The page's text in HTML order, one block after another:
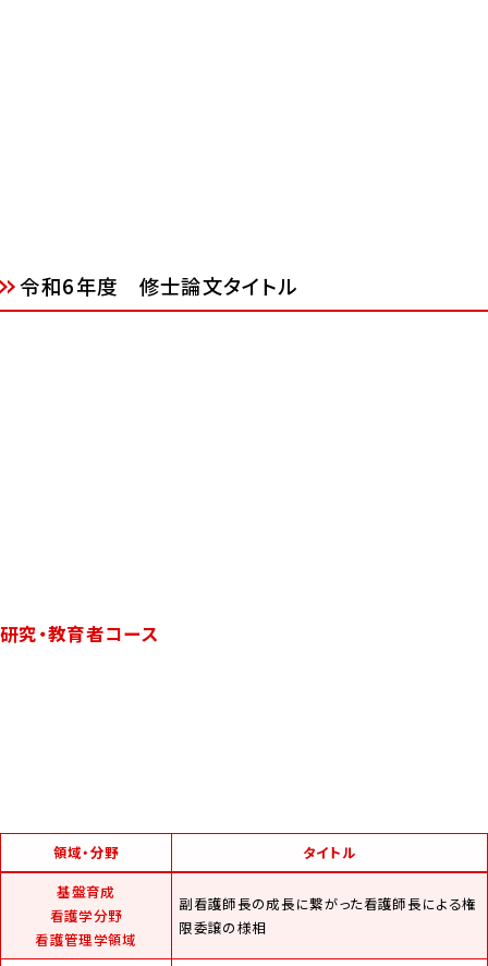
令和6年度 修士論文タイトル
研究・教育者コース
領域・分野
タイトル
基盤育成
看護学分野
看護管理学領域
副看護師長の成長に繋がった看護師長による権
限委譲の様相